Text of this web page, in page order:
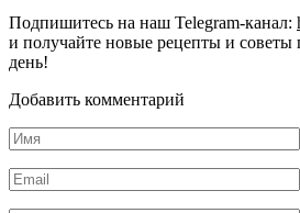
Подпишитесь на наш Telegram-канал:
и получайте новые рецепты и
день!
Добавить комментарий
Имя
*
Email
*